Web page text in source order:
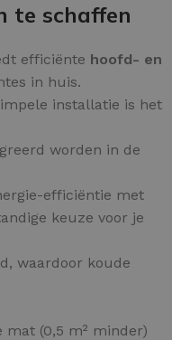
te schaffen
efficiënte hoofd- en
in huis.
installatie is het
worden in de
efficiëntie met
keuze voor je
waardoor koude
mat (0,5 m² minder)